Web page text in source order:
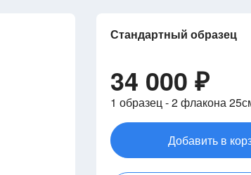
Стандартный образец
34 000 ₽
1 образец - 2 флакона
Добавить в